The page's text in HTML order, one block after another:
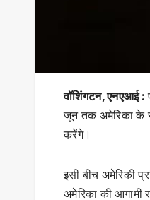
वॉशिंगटन, एनएआई :
जून तक अमेरिका के
करेंगे।
इसी बीच अमेरिकी
अमेरिका की